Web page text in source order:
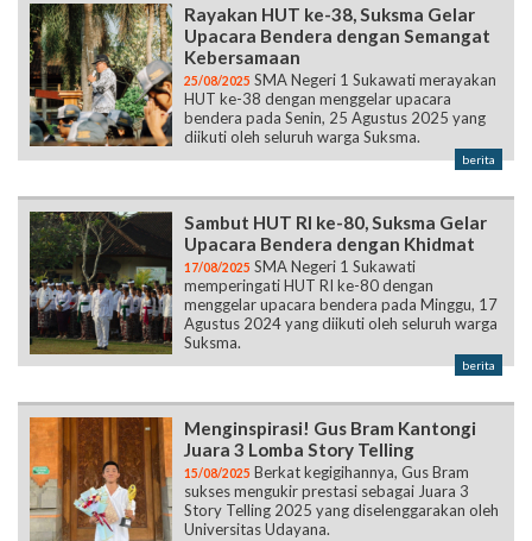
Rayakan HUT ke-38, Suksma Gelar
Upacara Bendera dengan Semangat
Kebersamaan
25/08/2025 SMA Negeri 1 Sukawati merayakan
HUT ke-38 dengan menggelar upacara
bendera pada Senin, 25 Agustus 2025 yang
diikuti oleh seluruh warga Suksma.
berita
Sambut HUT RI ke-80, Suksma Gelar
Upacara Bendera dengan Khidmat
17/08/2025 SMA Negeri 1 Sukawati
memperingati HUT RI ke-80 dengan
menggelar upacara bendera pada Minggu, 17
Agustus 2024 yang diikuti oleh seluruh warga
Suksma.
berita
Menginspirasi! Gus Bram Kantongi
Juara 3 Lomba Story Telling
15/08/2025 Berkat kegigihannya, Gus Bram
sukses mengukir prestasi sebagai Juara 3
Story Telling 2025 yang diselenggarakan oleh
Universitas Udayana.